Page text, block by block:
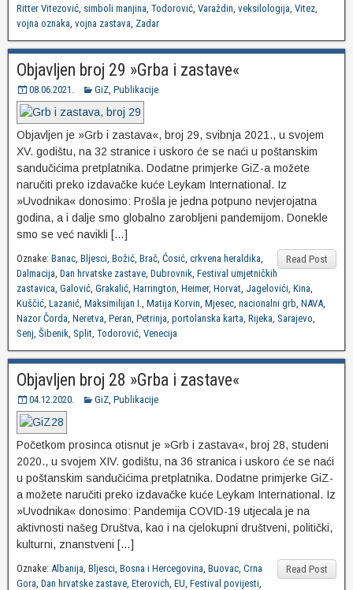
Ritter Vitezović, simboli manjina, Todorović, Varaždin, veksilologija, Vitez,
vojna oznaka, vojna zastava, Zadar
Objavljen broj 29 »Grba i zastave«
08.06.2021. GiZ, Publikacije
Objavljen je »Grb i zastava«, broj 29, svibnja 2021., u svojem
XV. godištu, na 32 stranice i uskoro će se naći u poštanskim
sandučićima pretplatnika. Dodatne primjerke GiZ-a možete
naručiti preko izdavačke kuće Leykam International. Iz
»Uvodnika« donosimo: Prošla je jedna potpuno nevjerojatna
godina, a i dalje smo globalno zarobljeni pandemijom. Donekle
smo se već navikli […]
Read Post
Oznake: Banac, Bljesci, Božić, Brač, Ćosić, crkvena heraldika,
Dalmacija, Dan hrvatske zastave, Dubrovnik, Festival umjetničkih
zastavica, Galović, Grakalić, Harrington, Heimer, Horvat, Jagelovići, Kina,
Kuščić, Lazanić, Maksimilijan I., Matija Korvin, Mjesec, nacionalni grb, NAVA,
Nazor Čorda, Neretva, Peran, Petrinja, portolanska karta, Rijeka, Sarajevo,
Senj, Šibenik, Split, Todorović, Venecija
Objavljen broj 28 »Grba i zastave«
04.12.2020. GiZ, Publikacije
Početkom prosinca otisnut je »Grb i zastava«, broj 28, studeni
2020., u svojem XIV. godištu, na 36 stranica i uskoro će se naći
u poštanskim sandučićima pretplatnika. Dodatne primjerke GiZ-
a možete naručiti preko izdavačke kuće Leykam International. Iz
»Uvodnika« donosimo: Pandemija COVID-19 utjecala je na
aktivnosti našeg Društva, kao i na cjelokupni društveni, politički,
kulturni, znanstveni […]
Read Post
Oznake: Albanija, Bljesci, Bosna i Hercegovina, Buovac, Crna
Gora, Dan hrvatske zastave, Eterovich, EU, Festival povijesti,